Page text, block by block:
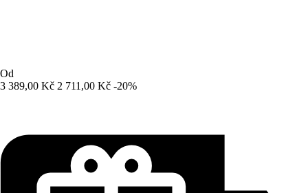
Od
3 389,00 Kč 2 711,00 Kč -20%